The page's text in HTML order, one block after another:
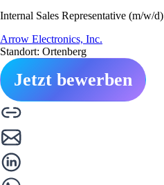
Internal Sales Representative (m/w/d)
Arrow Electronics, Inc.
Standort: Ortenberg
Jetzt bewerben